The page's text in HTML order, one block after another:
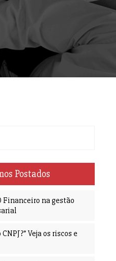
Postados
Financeiro na gestão
Veja os riscos e